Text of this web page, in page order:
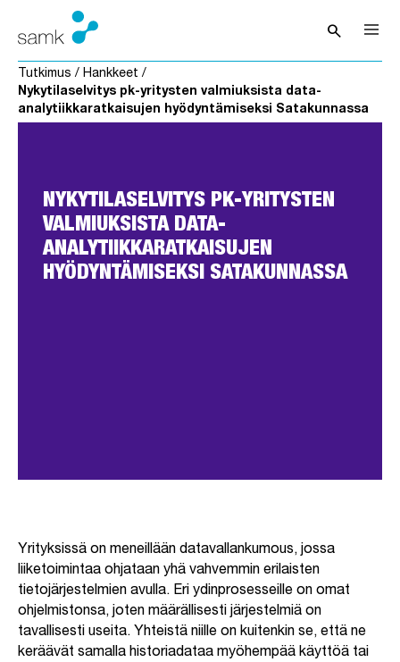
Siirry sisältöön
searchAvaa haku
Tutkimus / Hankkeet /
Nykytilaselvitys pk-yritysten valmiuksista data-
analytiikkaratkaisujen hyödyntämiseksi Satakunnassa
NYKYTILASELVITYS PK-YRITYSTEN
VALMIUKSISTA DATA-
ANALYTIIKKARATKAISUJEN
HYÖDYNTÄMISEKSI SATAKUNNASSA
Yrityksissä on meneillään datavallankumous, jossa
liiketoimintaa ohjataan yhä vahvemmin erilaisten
tietojärjestelmien avulla. Eri ydinprosesseille on omat
ohjelmistonsa, joten määrällisesti järjestelmiä on
tavallisesti useita. Yhteistä niille on kuitenkin se, että ne
keräävät samalla historiadataa myöhempää käyttöä tai